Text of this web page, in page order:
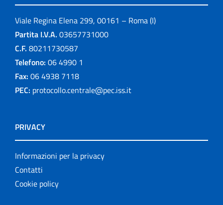
Viale Regina Elena 299, 00161 – Roma (I)
Partita I.V.A. 03657731000
C.F. 80211730587
Telefono: 06 4990 1
Fax: 06 4938 7118
PEC: protocollo.centrale@pec.iss.it
PRIVACY
Informazioni per la privacy
Contatti
Cookie policy